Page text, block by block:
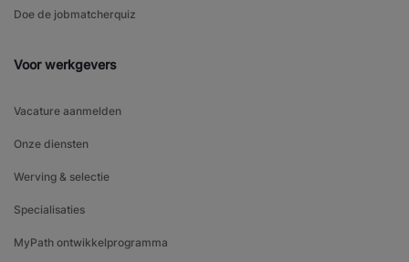
Doe de jobmatcherquiz
Voor werkgevers
Vacature aanmelden
Onze diensten
Werving & selectie
Specialisaties
MyPath ontwikkelprogramma